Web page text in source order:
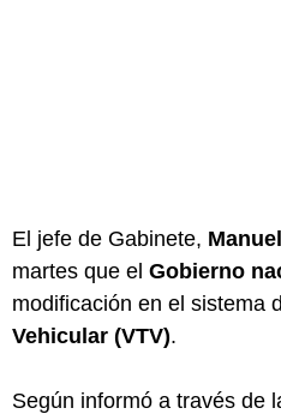
El jefe de Gabinete,
martes que el Gobierno
modificación en el sistema
Vehicular (VTV).
Según informó a través de